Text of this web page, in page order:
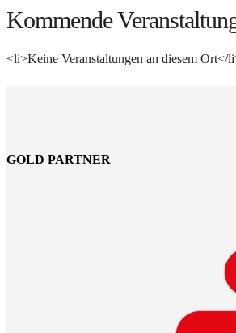
Kommende
<li>Keine Veranstaltungen an diesem Ort</
GOLD PARTNER